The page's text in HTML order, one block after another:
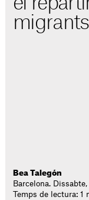
migrants
Bea Talegón
Barcelona.
Temps de lectura: 1